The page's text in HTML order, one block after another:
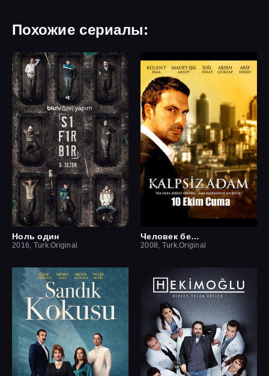
Похожие сериалы:
Ноль один
2016, Turk.Original
Человек без сердца
2008, Turk.Original